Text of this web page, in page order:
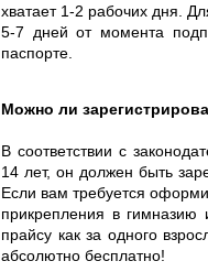
хватает 1-2 рабочих дня.
5-7 дней от момента
паспорте.
Можно ли
В соответствии с
14 лет, он должен быть
Если вам требуется
прикрепления в
прайсу как за одного
абсолютно бесплатно!